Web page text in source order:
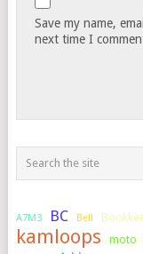
Save my name,
next time I
A7M3 BC Bell
kamloops moto